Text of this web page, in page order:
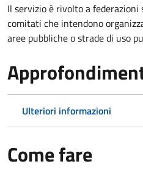
Il servizio è rivolto a
comitati che intendono
aree pubbliche o strade di uso
Ulteriori informazioni
Come fare